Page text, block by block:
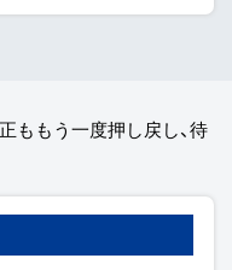
ももう一度押し戻し、待